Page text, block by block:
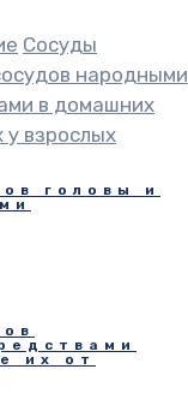
Сосуды
народными
в домашних
у взрослых
головы и
их от